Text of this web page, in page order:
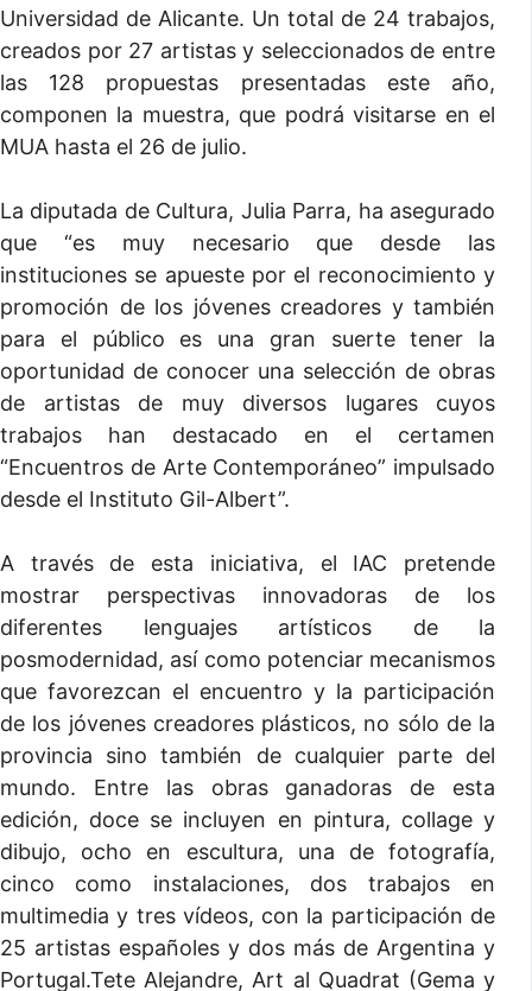
Universidad de Alicante. Un total de 24 trabajos,
creados por 27 artistas y seleccionados de entre
las 128 propuestas presentadas este año,
componen la muestra, que podrá visitarse en el
MUA hasta el 26 de julio.
La diputada de Cultura, Julia Parra, ha asegurado
que “es muy necesario que desde las
instituciones se apueste por el reconocimiento y
promoción de los jóvenes creadores y también
para el público es una gran suerte tener la
oportunidad de conocer una selección de obras
de artistas de muy diversos lugares cuyos
trabajos han destacado en el certamen
“Encuentros de Arte Contemporáneo” impulsado
desde el Instituto Gil-Albert”.
A través de esta iniciativa, el IAC pretende
mostrar perspectivas innovadoras de los
diferentes lenguajes artísticos de la
posmodernidad, así como potenciar mecanismos
que favorezcan el encuentro y la participación
de los jóvenes creadores plásticos, no sólo de la
provincia sino también de cualquier parte del
mundo. Entre las obras ganadoras de esta
edición, doce se incluyen en pintura, collage y
dibujo, ocho en escultura, una de fotografía,
cinco como instalaciones, dos trabajos en
multimedia y tres vídeos, con la participación de
25 artistas españoles y dos más de Argentina y
Portugal.Tete Alejandre, Art al Quadrat (Gema y